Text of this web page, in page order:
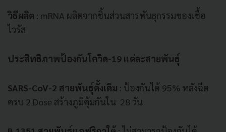
วิธีผลิต : mRNA ผลิตจากชิ้นส่วนสารพันธุกรรมของเชื้อ
ไวรัส
ประสิทธิภาพป้องกันโควิด-19 แต่ละสายพันธุ์
SARS-CoV-2 สายพันธุ์ดั้งเดิม : ป้องกันได้ 95% หลังฉีด
ครบ 2 Dose สร้างภูมิคุ้มกันใน 28 วัน